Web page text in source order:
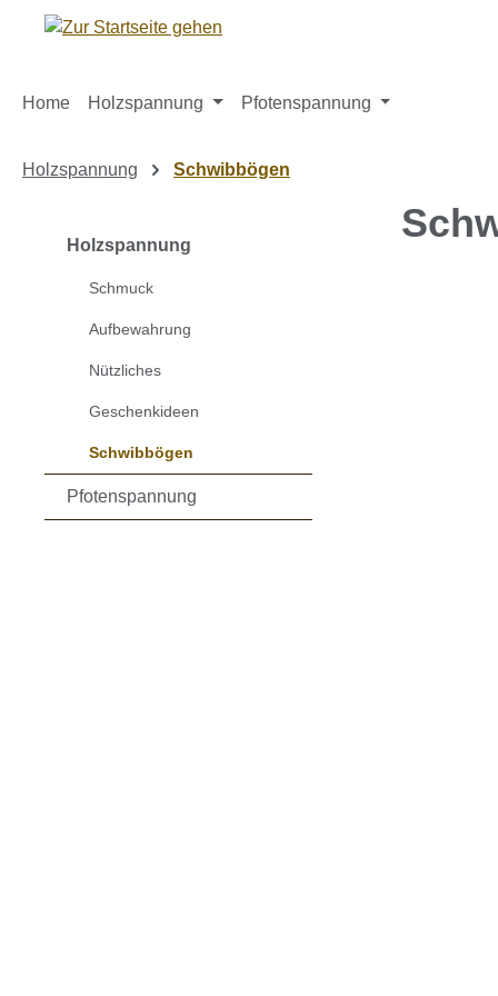
Hauptinhalt springen
Zur Suche springen
Zur Hauptnavigation springen
Home Holzspannung Pfotenspannung
Holzspannung Schwibbögen
Holzspannung
Schmuck
Aufbewahrung
Nützliches
Geschenkideen
Schwibbögen
Pfotenspannung